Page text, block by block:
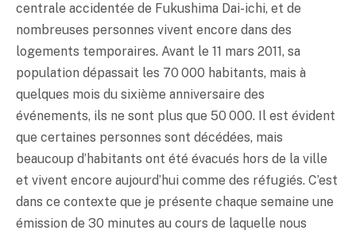
centrale accidentée de Fukushima Dai-ichi, et de
nombreuses personnes vivent encore dans des
logements temporaires. Avant le 11 mars 2011, sa
population dépassait les 70 000 habitants, mais à
quelques mois du sixième anniversaire des
événements, ils ne sont plus que 50 000. Il est évident
que certaines personnes sont décédées, mais
beaucoup d’habitants ont été évacués hors de la ville
et vivent encore aujourd’hui comme des réfugiés. C’est
dans ce contexte que je présente chaque semaine une
émission de 30 minutes au cours de laquelle nous